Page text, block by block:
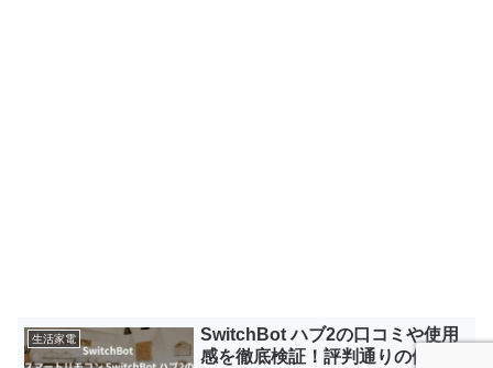
生活家電
SwitchBot ハブ2の口コミや使用
感を徹底検証！評判通りの便利